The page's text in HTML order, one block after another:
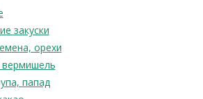
закуски
орехи
папад